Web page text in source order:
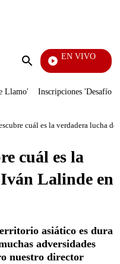
Enviar
EN VIVO
Llamo' Inscripciones 'Desafío'
cuál es la verdadera lucha
cuál es la
Lalinde en
asiático es dura
adversidades
nuestro director